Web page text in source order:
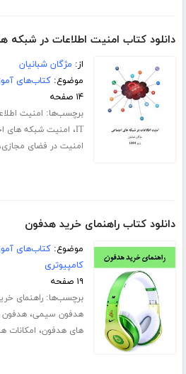
دانلود کتاب امنیت اطلاعات در شبکه
از: مژگان شبانیان
موضوع:کتاب‌های
۱۴ صفحه
برچسب‌ها: امنیت
IT، امنیت شبکه های
امنیت در فضای مجازی
دانلود کتاب راهنمای خرید هدفون
موضوع:کتاب‌های
کامپیوتری
۱۹ صفحه
برچسب‌ها:راهنمای
هدفون سیمی،هدفون
های هدفون، امکانات